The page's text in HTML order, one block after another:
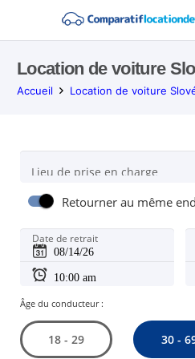
Location de voiture
Accueil Location de voiture
Lieu de prise en charge
Retourner au même
Date de retrait
Âge du conducteur :
18 - 29 30 -